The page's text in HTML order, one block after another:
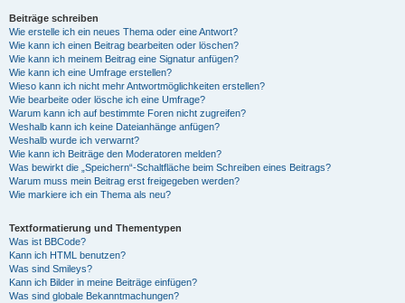
Beiträge schreiben
Wie erstelle ich ein neues Thema oder eine Antwort?
Wie kann ich einen Beitrag bearbeiten oder löschen?
Wie kann ich meinem Beitrag eine Signatur anfügen?
Wie kann ich eine Umfrage erstellen?
Wieso kann ich nicht mehr Antwortmöglichkeiten erstellen?
Wie bearbeite oder lösche ich eine Umfrage?
Warum kann ich auf bestimmte Foren nicht zugreifen?
Weshalb kann ich keine Dateianhänge anfügen?
Weshalb wurde ich verwarnt?
Wie kann ich Beiträge den Moderatoren melden?
Was bewirkt die „Speichern“-Schaltfläche beim Schreiben eines Beitrags?
Warum muss mein Beitrag erst freigegeben werden?
Wie markiere ich ein Thema als neu?
Textformatierung und Thementypen
Was ist BBCode?
Kann ich HTML benutzen?
Was sind Smileys?
Kann ich Bilder in meine Beiträge einfügen?
Was sind globale Bekanntmachungen?